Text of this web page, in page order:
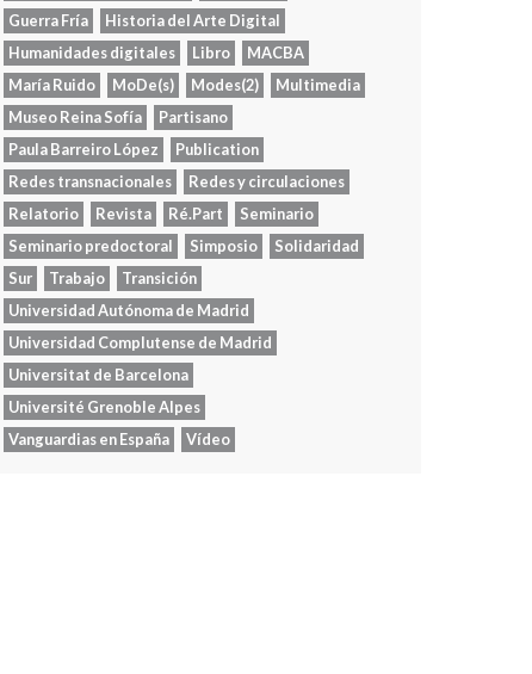
Guerra Fría
Historia del Arte Digital
Humanidades digitales
Libro
MACBA
María Ruido
MoDe(s) Modes(2)
Multimedia
Museo Reina Sofía
Partisano
Paula Barreiro López
Publication
Redes transnacionales
Redes y circulaciones
Relatorio
Revista Ré.Part
Seminario
Seminario predoctoral
Simposio
Solidaridad
Sur
Trabajo
Transición
Universidad Autónoma de Madrid
Universidad Complutense de Madrid
Universitat de Barcelona
Université Grenoble Alpes
Vanguardias en España
Vídeo